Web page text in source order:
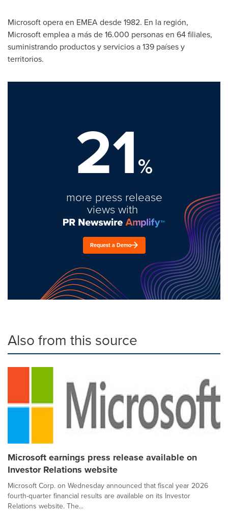
Microsoft opera en EMEA desde 1982. En la región,
Microsoft emplea a más de 16.000 personas en 64 filiales,
suministrando productos y servicios a 139 países y
territorios.
21%
more press release
views with
Request a Demo
Also from this source
Microsoft earnings press release available on
Investor Relations website
Microsoft Corp. on Wednesday announced that fiscal year 2026
fourth-quarter financial results are available on its Investor
Relations website. The...